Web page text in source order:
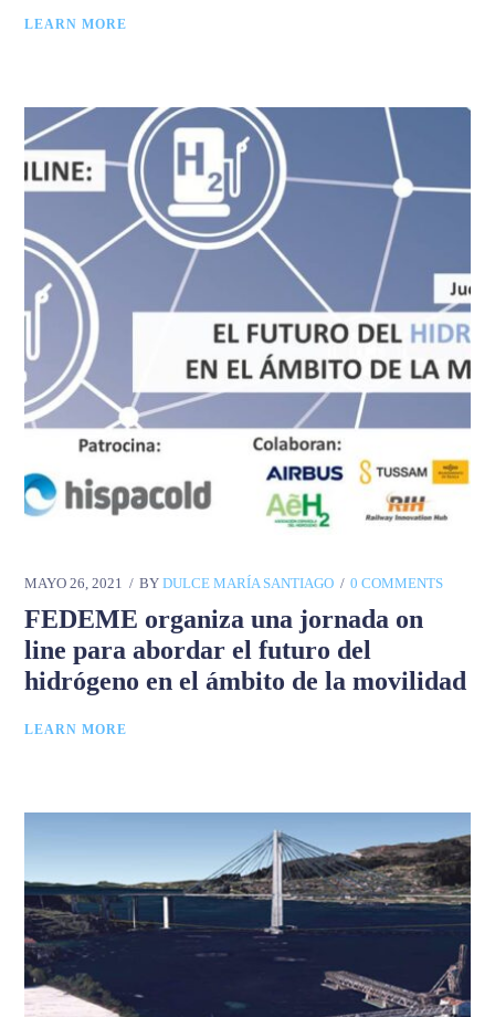
LEARN MORE
MAYO 26, 2021 BYDULCE MARÍA SANTIAGO 0 COMMENTS
FEDEME organiza una jornada on
line para abordar el futuro del
hidrógeno en el ámbito de la movilidad
LEARN MORE